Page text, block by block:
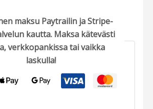
maksu Paytrailin ja Stripe-
kautta. Maksa kätevästi
verkkopankissa tai vaikka
laskulla!